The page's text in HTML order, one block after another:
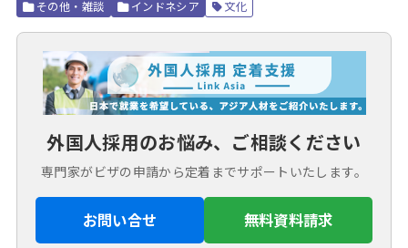
その他・雑談 インドネシア 文化
外国人採用のお悩み、ご相談ください
専門家がビザの申請から定着までサポートいたします。
お問い合せ 無料資料請求